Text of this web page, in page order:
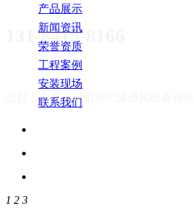
131-8415-8166
您好！欢迎访问
产品展示
新闻资讯
荣誉资质
工程案例
安装现场
联系我们
1 2 3